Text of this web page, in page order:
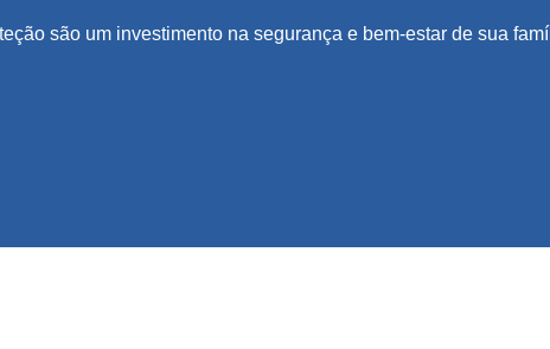
são um investimento na segurança e bem-estar de sua